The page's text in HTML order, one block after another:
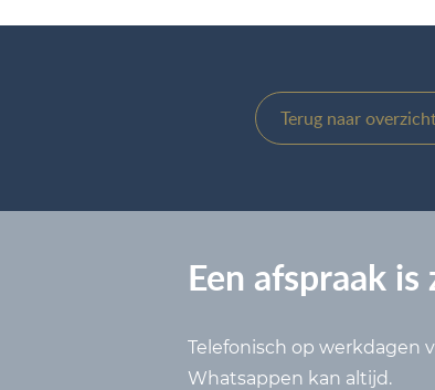
Terug naar
Een afspraak
Telefonisch op werkdagen
Whatsappen kan altijd.